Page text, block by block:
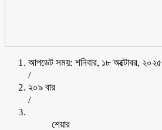
আপডেট সময়: শনিবার, ১৮ অক্টোবর, ২০২৫
/
২০৯ বার
/
শেয়ার